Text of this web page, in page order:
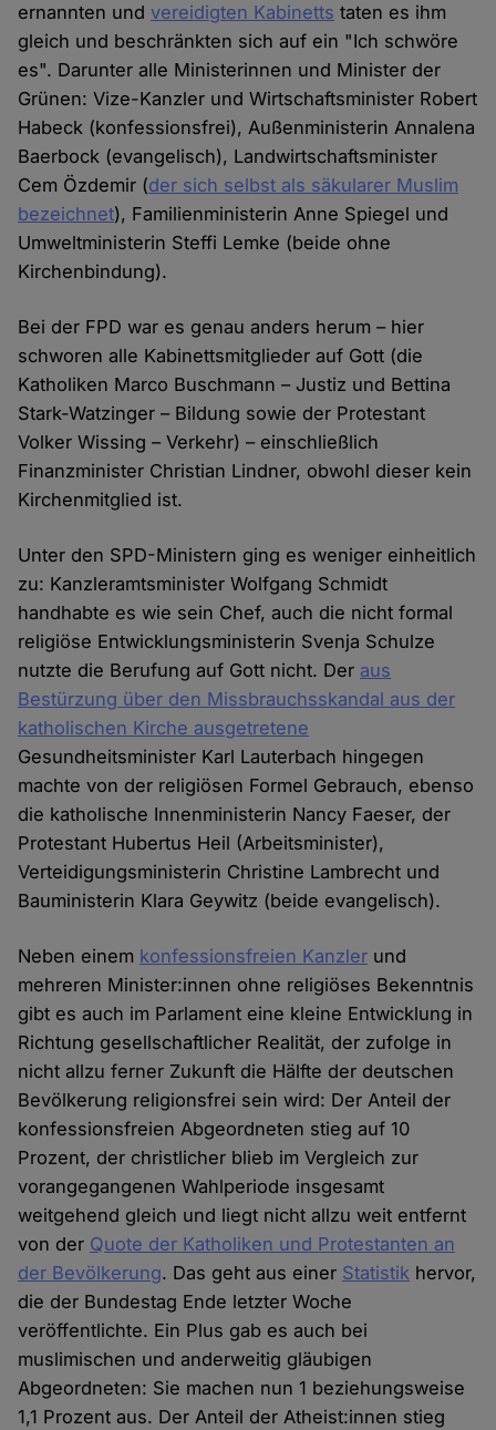
ernannten undvereidigten Kabinetts taten es ihm
gleich und beschränkten sich auf ein "Ich schwöre
es". Darunter alle Ministerinnen und Minister der
Grünen: Vize-Kanzler und Wirtschaftsminister Robert
Habeck (konfessionsfrei), Außenministerin Annalena
Baerbock (evangelisch), Landwirtschaftsminister
Cem Özdemir (der sich selbst als säkularer Muslim
bezeichnet), Familienministerin Anne Spiegel und
Umweltministerin Steffi Lemke (beide ohne
Kirchenbindung).
Bei der FPD war es genau anders herum – hier
schworen alle Kabinettsmitglieder auf Gott (die
Katholiken Marco Buschmann – Justiz und Bettina
Stark-Watzinger – Bildung sowie der Protestant
Volker Wissing – Verkehr) – einschließlich
Finanzminister Christian Lindner, obwohl dieser kein
Kirchenmitglied ist.
Unter den SPD-Ministern ging es weniger einheitlich
zu: Kanzleramtsminister Wolfgang Schmidt
handhabte es wie sein Chef, auch die nicht formal
religiöse Entwicklungsministerin Svenja Schulze
nutzte die Berufung auf Gott nicht. Der aus
Bestürzung über den Missbrauchsskandal aus der
katholischen Kirche ausgetretene
Gesundheitsminister Karl Lauterbach hingegen
machte von der religiösen Formel Gebrauch, ebenso
die katholische Innenministerin Nancy Faeser, der
Protestant Hubertus Heil (Arbeitsminister),
Verteidigungsministerin Christine Lambrecht und
Bauministerin Klara Geywitz (beide evangelisch).
Neben einem konfessionsfreien Kanzler und
mehreren Minister:innen ohne religiöses Bekenntnis
gibt es auch im Parlament eine kleine Entwicklung in
Richtung gesellschaftlicher Realität, der zufolge in
nicht allzu ferner Zukunft die Hälfte der deutschen
Bevölkerung religionsfrei sein wird: Der Anteil der
konfessionsfreien Abgeordneten stieg auf 10
Prozent, der christlicher blieb im Vergleich zur
vorangegangenen Wahlperiode insgesamt
weitgehend gleich und liegt nicht allzu weit entfernt
von der Quote der Katholiken und Protestanten an
der Bevölkerung. Das geht aus einer Statistik hervor,
die der Bundestag Ende letzter Woche
veröffentlichte. Ein Plus gab es auch bei
muslimischen und anderweitig gläubigen
Abgeordneten: Sie machen nun 1 beziehungsweise
1,1 Prozent aus. Der Anteil der Atheist:innen stieg